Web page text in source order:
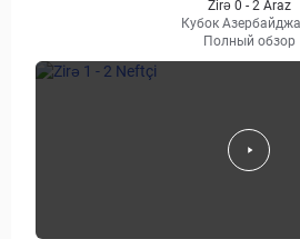
Zirə 0 - 2 Araz
Кубок
Полный обзор